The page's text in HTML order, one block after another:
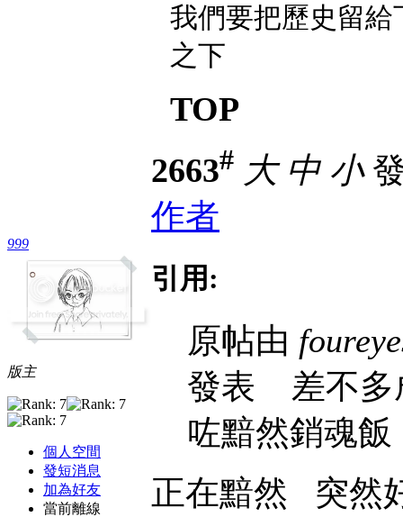
我們要把歷史留
之下
TOP
999
版主
個人空間
發短消息
加為好友
當前離線
2663# 大 中 小
作者
引用:
原帖由
發表
差不多
咗黯然銷魂飯
正在黯然
突然